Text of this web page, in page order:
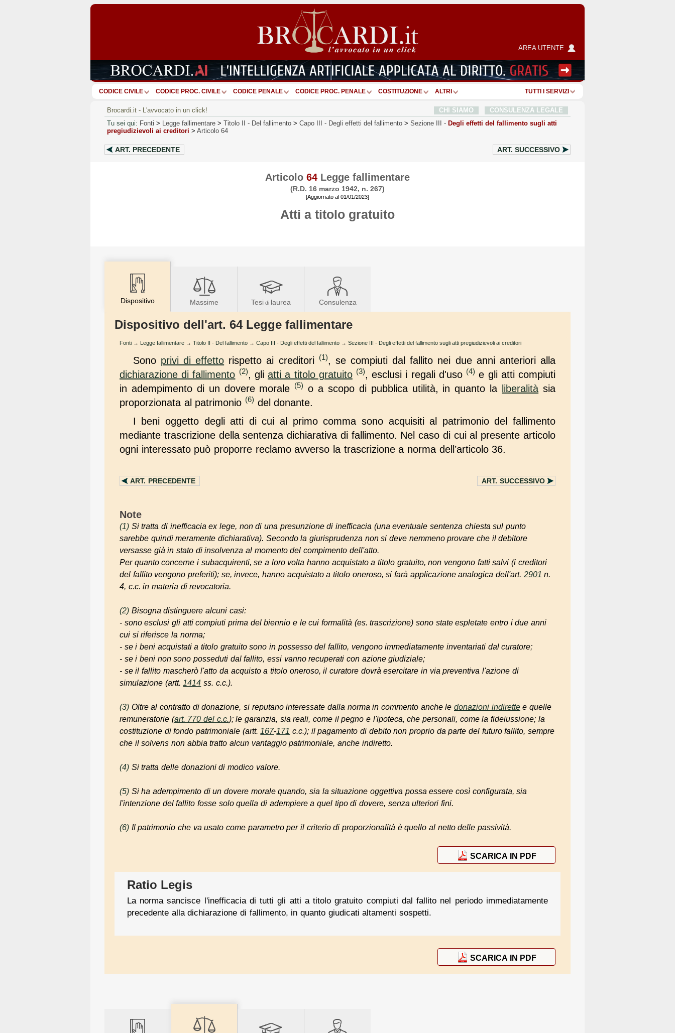
AREA UTENTE
CODICE CIVILE CODICE PROC. CIVILE CODICE PENALE CODICE PROC. PENALE COSTITUZIONE ALTRI TUTTI I SERVIZI
Brocardi.it - L'avvocato in un click! CHI SIAMO
CONSULENZA LEGALE
Tu sei qui: Fonti > Legge fallimentare > Titolo II - Del fallimento > Capo III - Degli effetti del fallimento > Sezione III - Degli effetti del fallimento sugli atti
pregiudizievoli ai creditori > Articolo 64
ART. PRECEDENTE ART. SUCCESSIVO
Articolo 64 Legge fallimentare
(R.D. 16 marzo 1942, n. 267)
[Aggiornato al 01/01/2023]
Atti a titolo gratuito
Dispositivo Massime Tesi di laurea Consulenza
Dispositivo dell'art. 64 Legge fallimentare
Fonti → Legge fallimentare → Titolo II - Del fallimento → Capo III - Degli effetti del fallimento → Sezione III - Degli effetti del fallimento sugli atti pregiudizievoli ai creditori
Sono privi di effetto rispetto ai creditori (1), se compiuti dal fallito nei due anni anteriori alla
dichiarazione di fallimento (2), gliatti a titolo gratuito (3), esclusi i regali d'uso (4) e gli atti compiuti
in adempimento di un dovere morale (5) o a scopo di pubblica utilità, in quanto la liberalità sia
proporzionata al patrimonio (6) del donante.
I beni oggetto degli atti di cui al primo comma sono acquisiti al patrimonio del fallimento
mediante trascrizione della sentenza dichiarativa di fallimento. Nel caso di cui al presente articolo
ogni interessato può proporre reclamo avverso la trascrizione a norma dell’articolo 36.
ART. PRECEDENTE ART. SUCCESSIVO
Note
(1) Si tratta di inefficacia ex lege, non di una presunzione di inefficacia (una eventuale sentenza chiesta sul punto
sarebbe quindi meramente dichiarativa). Secondo la giurisprudenza non si deve nemmeno provare che il debitore
versasse già in stato di insolvenza al momento del compimento dell'atto.
Per quanto concerne i subacquirenti, se a loro volta hanno acquistato a titolo gratuito, non vengono fatti salvi (i creditori
del fallito vengono preferiti); se, invece, hanno acquistato a titolo oneroso, si farà applicazione analogica dell'art. 2901 n.
4, c.c. in materia di revocatoria.
(2) Bisogna distinguere alcuni casi:
- sono esclusi gli atti compiuti prima del biennio e le cui formalità (es. trascrizione) sono state espletate entro i due anni
cui si riferisce la norma;
- se i beni acquistati a titolo gratuito sono in possesso del fallito, vengono immediatamente inventariati dal curatore;
- se i beni non sono posseduti dal fallito, essi vanno recuperati con azione giudiziale;
- se il fallito mascherò l'atto da acquisto a titolo oneroso, il curatore dovrà esercitare in via preventiva l'azione di
simulazione (artt. 1414 ss. c.c.).
(3) Oltre al contratto di donazione, si reputano interessate dalla norma in commento anche ledonazioni indirettee quelle
remuneratorie (art. 770 del c.c.); le garanzia, sia reali, come il pegno e l'ipoteca, che personali, come la fideiussione; la
costituzione di fondo patrimoniale (artt. 167-171 c.c.); il pagamento di debito non proprio da parte del futuro fallito, sempre
che ilsolvensnon abbia tratto alcun vantaggio patrimoniale, anche indiretto.
(4) Si tratta delle donazioni di modico valore.
(5) Si ha adempimento di un dovere morale quando, sia la situazione oggettiva possa essere così configurata, sia
l'intenzione del fallito fosse solo quella di adempiere a quel tipo di dovere, senza ulteriori fini.
(6) Il patrimonio che va usato come parametro per il criterio di proporzionalità è quello al netto delle passività.
SCARICA IN PDF
Ratio Legis
La norma sancisce l'inefficacia di tutti gli atti a titolo gratuito compiuti dal fallito nel periodo immediatamente
precedente alla dichiarazione di fallimento, in quanto giudicati altamenti sospetti.
SCARICA IN PDF